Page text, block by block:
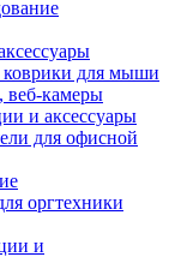
для мыши
веб-камеры
и аксессуары
для офисной
оргтехники
и